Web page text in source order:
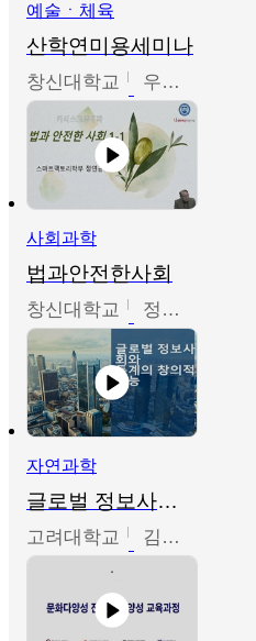
예술ㆍ체육
산학연미용세미나
창신대학교 우미옥,오윤경,박선이
사회과학
법과안전한사회
창신대학교 정연균
자연과학
글로벌 정보사회와 통계의 창의적 기능
고려대학교 김희영